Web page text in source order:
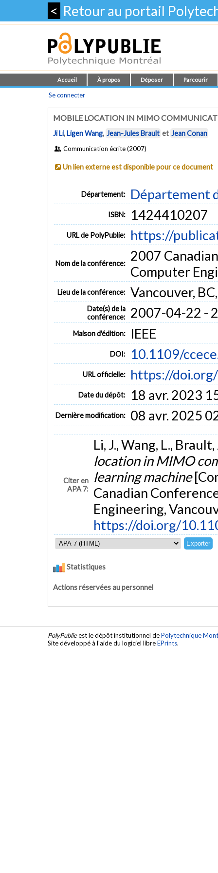
< Retour au portail
Accueil À propos Déposer Parcourir
Se connecter
MOBILE LOCATION IN MIMO
Ji Li,Ligen Wang, Jean-Jules Brault et Jean Conan
Communication écrite (2007)
Un lien externe est disponible pour ce document
Département: Département
ISBN: 1424410207
URL de PolyPublie: https://
Nom de la conférence:
2007
Computer
Lieu de la conférence: Vancouver,
Date(s) de la
conférence:
2007-04-22 -
Maison d'édition: IEEE
DOI: 10.1109/
URL officielle: https://
Date du dépôt: 18 avr. 2023
Dernière modification: 08 avr. 2025
Citer en
APA 7:
Li, J., Wang, L.,
location in MIMO
learning machine
Canadian
Engineering,
https://doi.org/
Statistiques
Actions réservées au personnel
PolyPublieest le dépôt institutionnel dePolytechnique
Site développé à l'aide du logiciel libreEPrints.